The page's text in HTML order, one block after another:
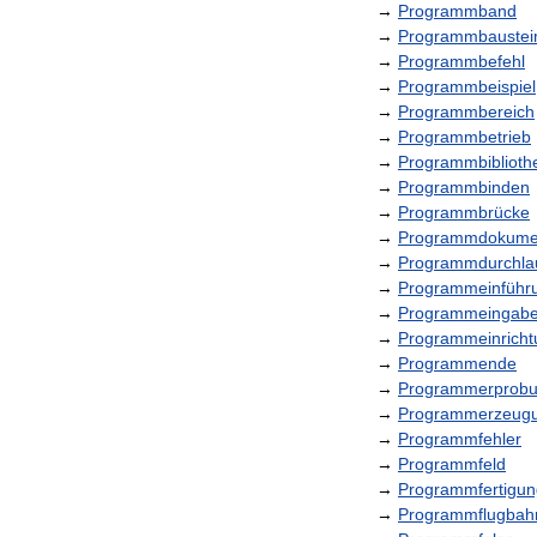
→ Programmband
→
→ Programmbefehl
→ Programmbeispiel
→ Programmbereich
→ Programmbetrieb
→
→ Programmbinden
→ Programmbrücke
→
→
→
→
→
→ Programmende
→
→
→ Programmfehler
→ Programmfeld
→
→